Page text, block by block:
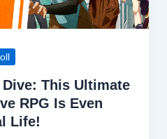
This Ultimate
RPG Is Even
Life!